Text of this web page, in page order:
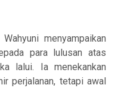
menyampaikan
para lulusan atas
lalui. Ia menekankan
perjalanan, tetapi awal